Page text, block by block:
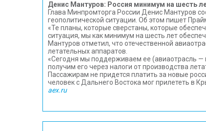
Денис Мантуров: Россия минимум на шесть
Глава Минпромторга России Денис Мантуров
геополитической ситуации. Об этом пишет
«Те планы, которые сверстаны, которые
ситуация, мы как минимум на шесть лет
Мантуров отметил, что отечественной
летательных аппаратов.
«Сегодня мы поддерживаем ее (авиаотрасль —
получим его через налоги от производства
Пассажирам не придется платить за новые
человек с Дальнего Востока мог прилететь в
aex.ru